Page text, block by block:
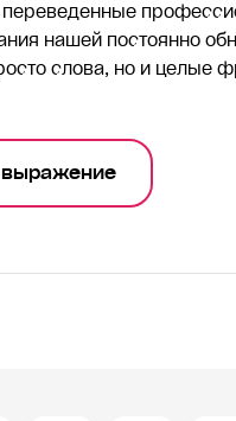
переведенные
нашей постоянно
слова, но и целые
выражение